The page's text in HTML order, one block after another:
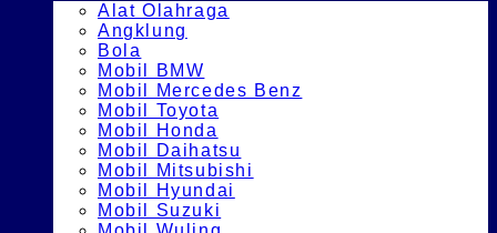
Alat Olahraga
Angklung
Bola
Mobil BMW
Mobil Mercedes Benz
Mobil Toyota
Mobil Honda
Mobil Daihatsu
Mobil Mitsubishi
Mobil Hyundai
Mobil Suzuki